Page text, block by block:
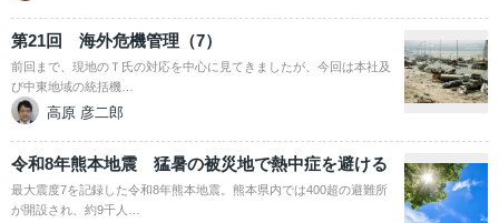
第21回 海外危機管理（7）
前回まで、現地のＴ氏の対応を中心に見てきましたが、今回は本社及
び中東地域の統括機…
高原 彦二郎
令和8年熊本地震 猛暑の被災地で熱中症を避ける
最大震度7を記録した令和8年熊本地震。熊本県内では400超の避難所
が開設され、約9千人…